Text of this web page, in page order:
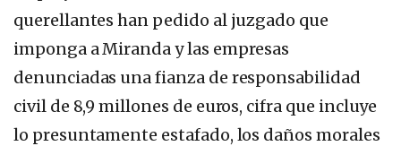
querellantes han pedido al juzgado que
imponga a Miranda y las empresas
denunciadas una fianza de responsabilidad
civil de 8,9 millones de euros, cifra que incluye
lo presuntamente estafado, los daños morales